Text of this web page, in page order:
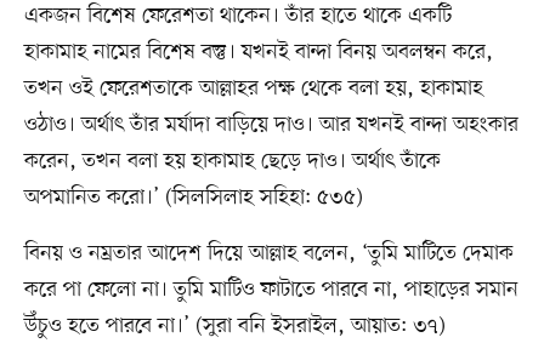
একজন বিশেষ ফেরেশতা থাকেন। তাঁর হাতে থাকে একটি
হাকামাহ নামের বিশেষ বস্তু। যখনই বান্দা বিনয় অবলম্বন করে,
তখন ওই ফেরেশতাকে আল্লাহর পক্ষ থেকে বলা হয়, হাকামাহ
ওঠাও। অর্থাৎ তাঁর মর্যাদা বাড়িয়ে দাও। আর যখনই বান্দা অহংকার
করেন, তখন বলা হয় হাকামাহ ছেড়ে দাও। অর্থাৎ তাঁকে
অপমানিত করো।’ (সিলসিলাহ সহিহা: ৫৩৫)
বিনয় ও নম্রতার আদেশ দিয়ে আল্লাহ বলেন, ‘তুমি মাটিতে দেমাক
করে পা ফেলো না। তুমি মাটিও ফাটাতে পারবে না, পাহাড়ের সমান
উঁচুও হতে পারবে না।’ (সুরা বনি ইসরাইল, আয়াত: ৩৭)